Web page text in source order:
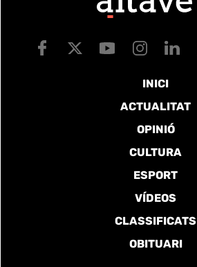
INICI
ACTUALITAT
OPINIÓ
CULTURA
ESPORT
VÍDEOS
CLASSIFICATS
OBITUARI